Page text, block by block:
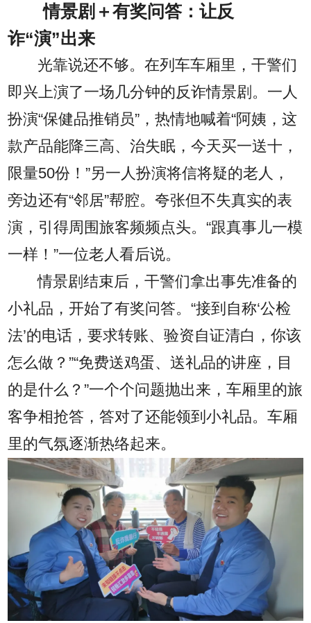
情景剧＋有奖问答：让反
诈“演”出来
光靠说还不够。在列车车厢里，干警们
即兴上演了一场几分钟的反诈情景剧。一人
扮演“保健品推销员”，热情地喊着“阿姨，这
款产品能降三高、治失眠，今天买一送十，
限量50份！”另一人扮演将信将疑的老人，
旁边还有“邻居”帮腔。夸张但不失真实的表
演，引得周围旅客频频点头。“跟真事儿一模
一样！”一位老人看后说。
情景剧结束后，干警们拿出事先准备的
小礼品，开始了有奖问答。“接到自称‘公检
法’的电话，要求转账、验资自证清白，你该
怎么做？”“免费送鸡蛋、送礼品的讲座，目
的是什么？”一个个问题抛出来，车厢里的旅
客争相抢答，答对了还能领到小礼品。车厢
里的气氛逐渐热络起来。